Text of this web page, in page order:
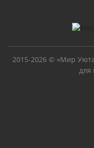
2015-2026 © «Мир
для